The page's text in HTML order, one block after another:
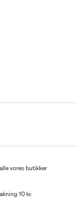
vores butikker
10 kr.